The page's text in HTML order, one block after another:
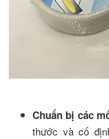
Chuẩn bị các
thước và cố